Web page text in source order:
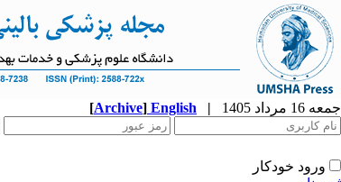
جمعه 16 مرداد 1405 |
English
[Archive]
ورود خودکار